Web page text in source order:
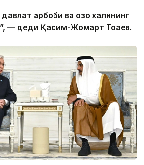
арбоби ва қозоқ халқининг
— деди Қасим-Жомарт Тоқаев.